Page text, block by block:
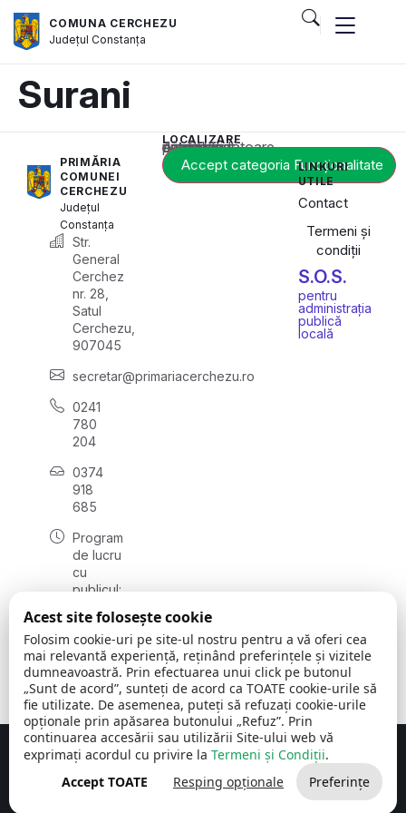
COMUNA CERCHEZU
JudețulConstanța
Surani
PRIMĂRIA
COMUNEI
CERCHEZU
Județul
Constanța
Str.
General
Cerchez
nr. 28,
Satul
Cerchezu,
907045
secretar@primariacerchezu.ro
0241
780
204
0374
918
685
Program
de lucru
cu
publicul:
08:00 -
16:30
, vineri:
08:00 -
14:00
LOCALIZARE
Acest conținut este blocat până când acceptați categoria corespunzătoare de cookie-uri.
Accept categoria Funcționalitate
LINKURI
UTILE
Contact
Termeni și
condiții
S.O.S.
pentru
administrația
publică
locală
Comuna Cerchezu © 2026Toate drepturile rezervate
Concept realizat de Big Media Relații Publice SRL
Acest site folosește cookie
Folosim cookie-uri pe site-ul nostru pentru a vă oferi cea
mai relevantă experiență, reținând preferințele și vizitele
dumneavoastră. Prin efectuarea unui click pe butonul
„Sunt de acord”, sunteți de acord ca TOATE cookie-urile să
fie utilizate. De asemenea, puteți să refuzați cookie-urile
opționale prin apăsarea butonului „Refuz”. Prin
continuarea accesării sau utilizării Site-ului web vă
exprimați acordul cu privire la Termeni și Condiții.
Accept TOATE
Resping opționale Preferințe